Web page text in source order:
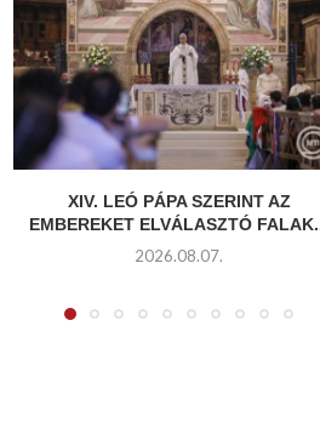
XIV. LEÓ PÁPA SZERINT AZ
EMBEREKET ELVÁLASZTÓ
2026.08.07.